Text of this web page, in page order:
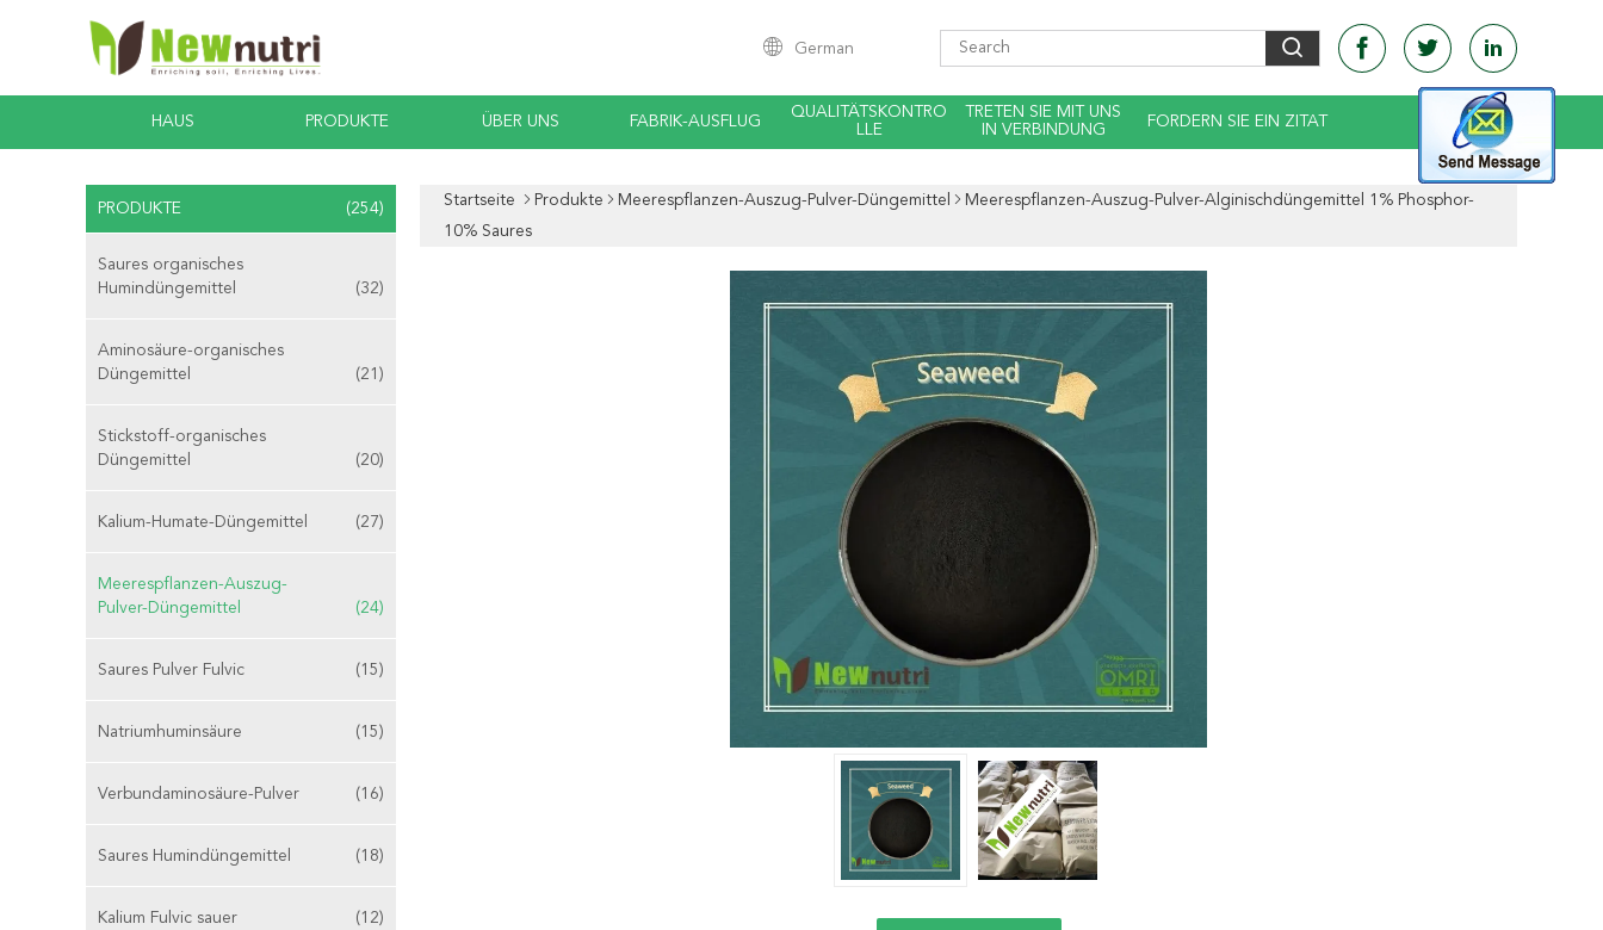
German
HAUS PRODUKTE ÜBER UNS FABRIK-AUSFLUG
QUALITÄTSKONTRO
LLE
TRETEN SIE MIT UNS
IN VERBINDUNG
FORDERN SIE EIN ZITAT
PRODUKTE (254)
Saures organisches
Humindüngemittel
(32)
Aminosäure-organisches
Düngemittel
(21)
Stickstoff-organisches
Düngemittel
(20)
Kalium-Humate-Düngemittel (27)
Meerespflanzen-Auszug-
Pulver-Düngemittel
(24)
Saures Pulver Fulvic (15)
Natriumhuminsäure (15)
Verbundaminosäure-Pulver (16)
Saures Humindüngemittel (18)
Kalium Fulvic sauer (12)
Startseite Produkte Meerespflanzen-Auszug-Pulver-Düngemittel
Meerespflanzen-Auszug-Pulver-Alginischdüngemittel 1% Phosphor-
10% Saures